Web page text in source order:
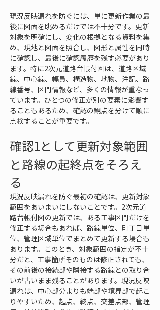
現況反映漏れを防ぐには、単に更新作業の最
後に図面を眺めるだけでは不十分です。更新
対象を明確にし、変化の根拠となる資料を集
め、現地と図面を照合し、図形と属性を同時
に確認し、最後に確認履歴を残す必要があり
ます。特に2次元道路台帳付図は、道路区域
線、中心線、幅員、構造物、地物、注記、路
線番号、区間情報など、多くの情報が重なっ
ています。ひとつの修正が別の要素に影響す
ることもあるため、確認の観点を分けて順に
点検することが重要です。
確認1として更新対象範囲
と路線の起終点をそろえ
る
現況反映漏れを防ぐ最初の確認は、更新対象
範囲をあいまいにしないことです。2次元道
路台帳付図の更新では、ある工事区間だけを
修正する場合もあれば、路線単位、町丁目単
位、管理区域単位でまとめて更新する場合も
あります。このとき、対象範囲の指定が不十
分だと、工事箇所そのものは修正されても、
その前後の接続部や隣接する路線との取り合
いが古いまま残ることがあります。現況反映
漏れは、中心部分よりも端部や境界部で起こ
りやすいため、起点、終点、交差点部、管理